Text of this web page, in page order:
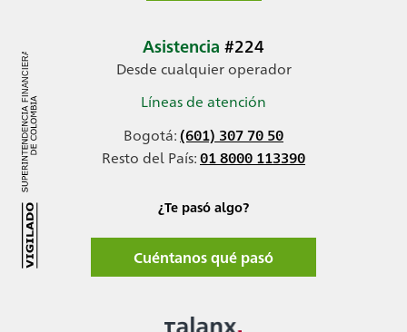
Asistencia #224
Desde cualquier operador
Líneas de atención
Bogotá:(601) 307 70 50
Resto del País:01 8000 113390
¿Te pasó algo?
Cuéntanos qué pasó